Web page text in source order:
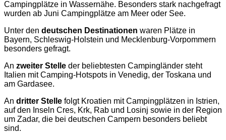
Campingplätze in Wassernähe. Besonders stark nachgefragt
wurden ab Juni Campingplätze am Meer oder See.
Unter den deutschen Destinationen waren Plätze in
Bayern, Schleswig-Holstein und Mecklenburg-Vorpommern
besonders gefragt.
An zweiter Stelle der beliebtesten Campingländer steht
Italien mit Camping-Hotspots in Venedig, der Toskana und
am Gardasee.
An dritter Stelle folgt Kroatien mit Campingplätzen in Istrien,
auf den Inseln Cres, Krk, Rab und Losinj sowie in der Region
um Zadar, die bei deutschen Campern besonders beliebt
sind.